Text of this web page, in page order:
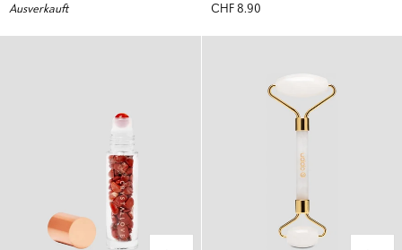
Creme-
Ausverkauft
Amethyst
CHF 8.90